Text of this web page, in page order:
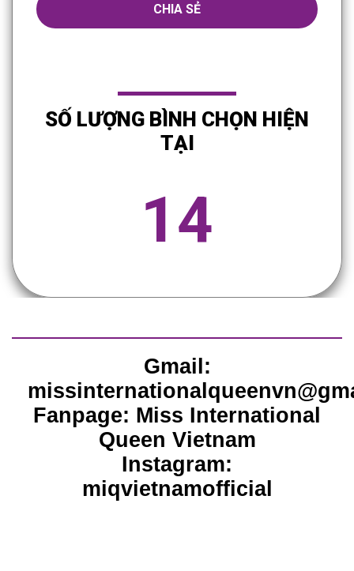
CHIA SẺ
SỐ LƯỢNG BÌNH CHỌN HIỆN
TẠI
14
Gmail:
Fanpage: Miss International
Queen Vietnam
Instagram:
miqvietnamofficial